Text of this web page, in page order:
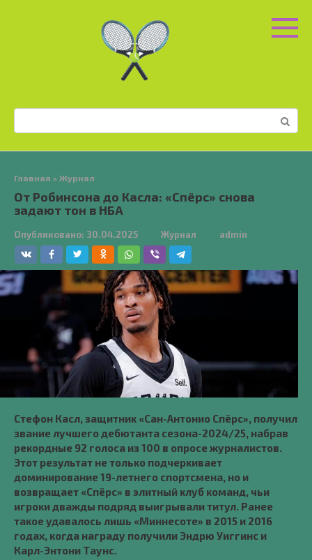
Поиск:
Главная » Журнал
От Робинсона до Касла: «Спёрс» снова
задают тон в НБА
Опубликовано: 30.04.2025 Журнал admin
Стефон Касл, защитник «Сан-Антонио Спёрс», получил
звание лучшего дебютанта сезона-2024/25, набрав
рекордные 92 голоса из 100 в опросе журналистов.
Этот результат не только подчеркивает
доминирование 19-летнего спортсмена, но и
возвращает «Спёрс» в элитный клуб команд, чьи
игроки дважды подряд выигрывали титул. Ранее
такое удавалось лишь «Миннесоте» в 2015 и 2016
годах, когда награду получили Эндрю Уиггинс и
Карл-Энтони Таунс.